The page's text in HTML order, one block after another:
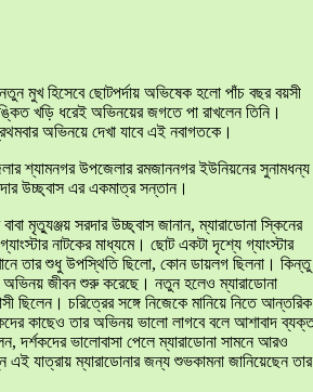
নতুন মুখ হিসেবে ছোটপর্দায় অভিষেক হলো পাঁচ বছর বয়সী
খড়ি ধরেই অভিনয়ের জগতে পা রাখলেন তিনি।
অভিনয়ে দেখা যাবে এই নবাগতকে।
শ্যামনগর উপজেলার রমজাননগর ইউনিয়নের সুনামধন্য
উচ্ছ্বাস এর একমাত্র সন্তান।
মৃত্যুঞ্জয় সরদার উচ্ছ্বাস জানান, ম্যারাডোনা স্কিনের
নাটকের মাধ্যমে। ছোট একটা দৃশ্যে গ্যাংস্টার
তার শুধু উপস্থিতি ছিলো, কোন ডায়লগ ছিলনা। কিন্তু
অভিনয় জীবন শুরু করেছে। নতুন হলেও ম্যারাডোনা
ছিলেন। চরিত্রের সঙ্গে নিজেকে মানিয়ে নিতে আন্তরিক
কাছেও তার অভিনয় ভালো লাগবে বলে আশাবাদ
দর্শকদের ভালোবাসা পেলে ম্যারাডোনা সামনে আরও
যাত্রায় ম্যারাডোনার জন্য শুভকামনা জানিয়েছেন তার